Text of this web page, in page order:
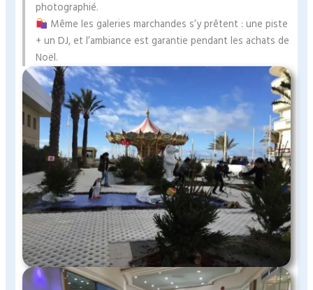
photographié.
Même les galeries marchandes s’y prêtent : une piste
+ un DJ, et l’ambiance est garantie pendant les achats de
Noël.